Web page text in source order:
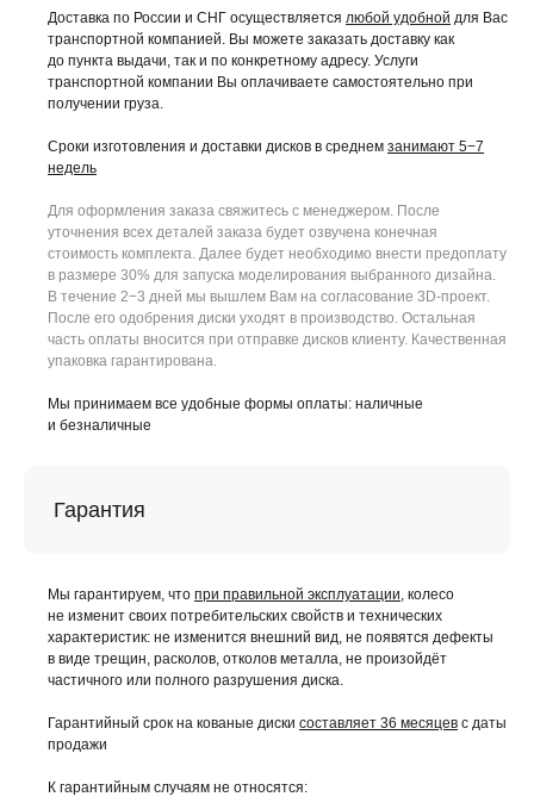
Доставка по России и СНГ осуществляется любой удобной для Вас
транспортной компанией. Вы можете заказать доставку как
до пункта выдачи, так и по конкретному адресу. Услуги
транспортной компании Вы оплачиваете самостоятельно при
получении груза.
Сроки изготовления и доставки дисков в среднем занимают 5−7
недель
Для оформления заказа свяжитесь с менеджером. После
уточнения всех деталей заказа будет озвучена конечная
стоимость комплекта. Далее будет необходимо внести предоплату
в размере 30% для запуска моделирования выбранного дизайна.
В течение 2−3 дней мы вышлем Вам на согласование 3D-проект.
После его одобрения диски уходят в производство. Остальная
часть оплаты вносится при отправке дисков клиенту. Качественная
упаковка гарантирована.
Мы принимаем все удобные формы оплаты: наличные
и безналичные
Гарантия
Мы гарантируем, что при правильной эксплуатации, колесо
не изменит своих потребительских свойств и технических
характеристик: не изменится внешний вид, не появятся дефекты
в виде трещин, расколов, отколов металла, не произойдёт
частичного или полного разрушения диска.
Гарантийный срок на кованые диски составляет 36 месяцев с даты
продажи
К гарантийным случаям не относятся: